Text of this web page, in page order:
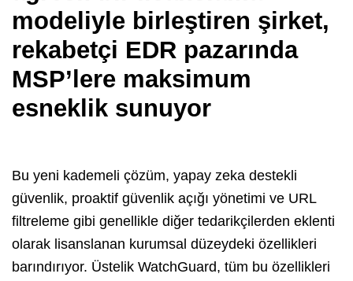
modeliyle birleştiren şirket,
rekabetçi EDR pazarında
MSP’lere maksimum
esneklik sunuyor
Bu yeni kademeli çözüm, yapay zeka destekli
güvenlik, proaktif güvenlik açığı yönetimi ve URL
filtreleme gibi genellikle diğer tedarikçilerden eklenti
olarak lisanslanan kurumsal düzeydeki özellikleri
barındırıyor. Üstelik WatchGuard, tüm bu özellikleri